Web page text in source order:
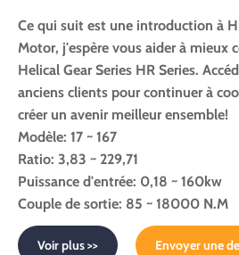
Ce qui suit est une introduction à
Motor, j'espère vous aider à mieux
Helical Gear Series HR Series.
anciens clients pour continuer à
créer un avenir meilleur ensemble!
Modèle: 17 ~ 167
Ratio: 3,83 ~ 229,71
Puissance d'entrée: 0,18 ~ 160kw
Couple de sortie: 85 ~ 18000 N.M
Voir plus >> Envoyer une